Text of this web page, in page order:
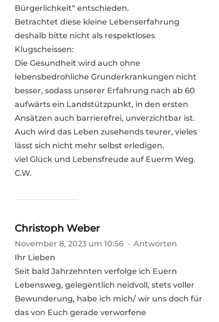
Bürgerlichkeit“ entschieden.
Betrachtet diese kleine Lebenserfahrung
deshalb bitte nicht als respektloses
Klugscheissen:
Die Gesundheit wird auch ohne
lebensbedrohliche Grunderkrankungen nicht
besser, sodass unserer Erfahrung nach ab 60
aufwärts ein Landstützpunkt, in den ersten
Ansätzen auch barrierefrei, unverzichtbar ist.
Auch wird das Leben zusehends teurer, vieles
lässt sich nicht mehr selbst erledigen.
viel Glück und Lebensfreude auf Euerm Weg.
C.W.
Christoph Weber
November 8, 2023 um 10:56 · Antworten
Ihr Lieben
Seit bald Jahrzehnten verfolge ich Euern
Lebensweg, gelegentlich neidvoll, stets voller
Bewunderung, habe ich mich/ wir uns doch für
das von Euch gerade verworfene